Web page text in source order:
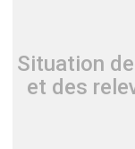
Situation
et des